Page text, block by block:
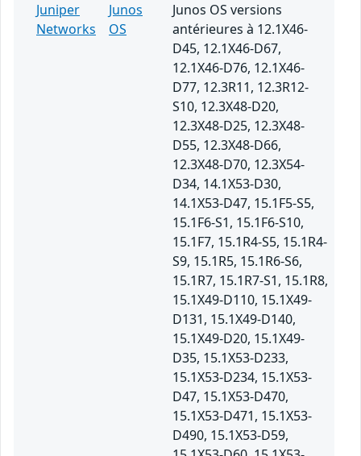
Juniper
Networks
Junos
OS
Junos OS versions
antérieures à 12.1X46-
D45, 12.1X46-D67,
12.1X46-D76, 12.1X46-
D77, 12.3R11, 12.3R12-
S10, 12.3X48-D20,
12.3X48-D25, 12.3X48-
D55, 12.3X48-D66,
12.3X48-D70, 12.3X54-
D34, 14.1X53-D30,
14.1X53-D47, 15.1F5-S5,
15.1F6-S1, 15.1F6-S10,
15.1F7, 15.1R4-S5, 15.1R4-
S9, 15.1R5, 15.1R6-S6,
15.1R7, 15.1R7-S1, 15.1R8,
15.1X49-D110, 15.1X49-
D131, 15.1X49-D140,
15.1X49-D20, 15.1X49-
D35, 15.1X53-D233,
15.1X53-D234, 15.1X53-
D47, 15.1X53-D470,
15.1X53-D471, 15.1X53-
D490, 15.1X53-D59,